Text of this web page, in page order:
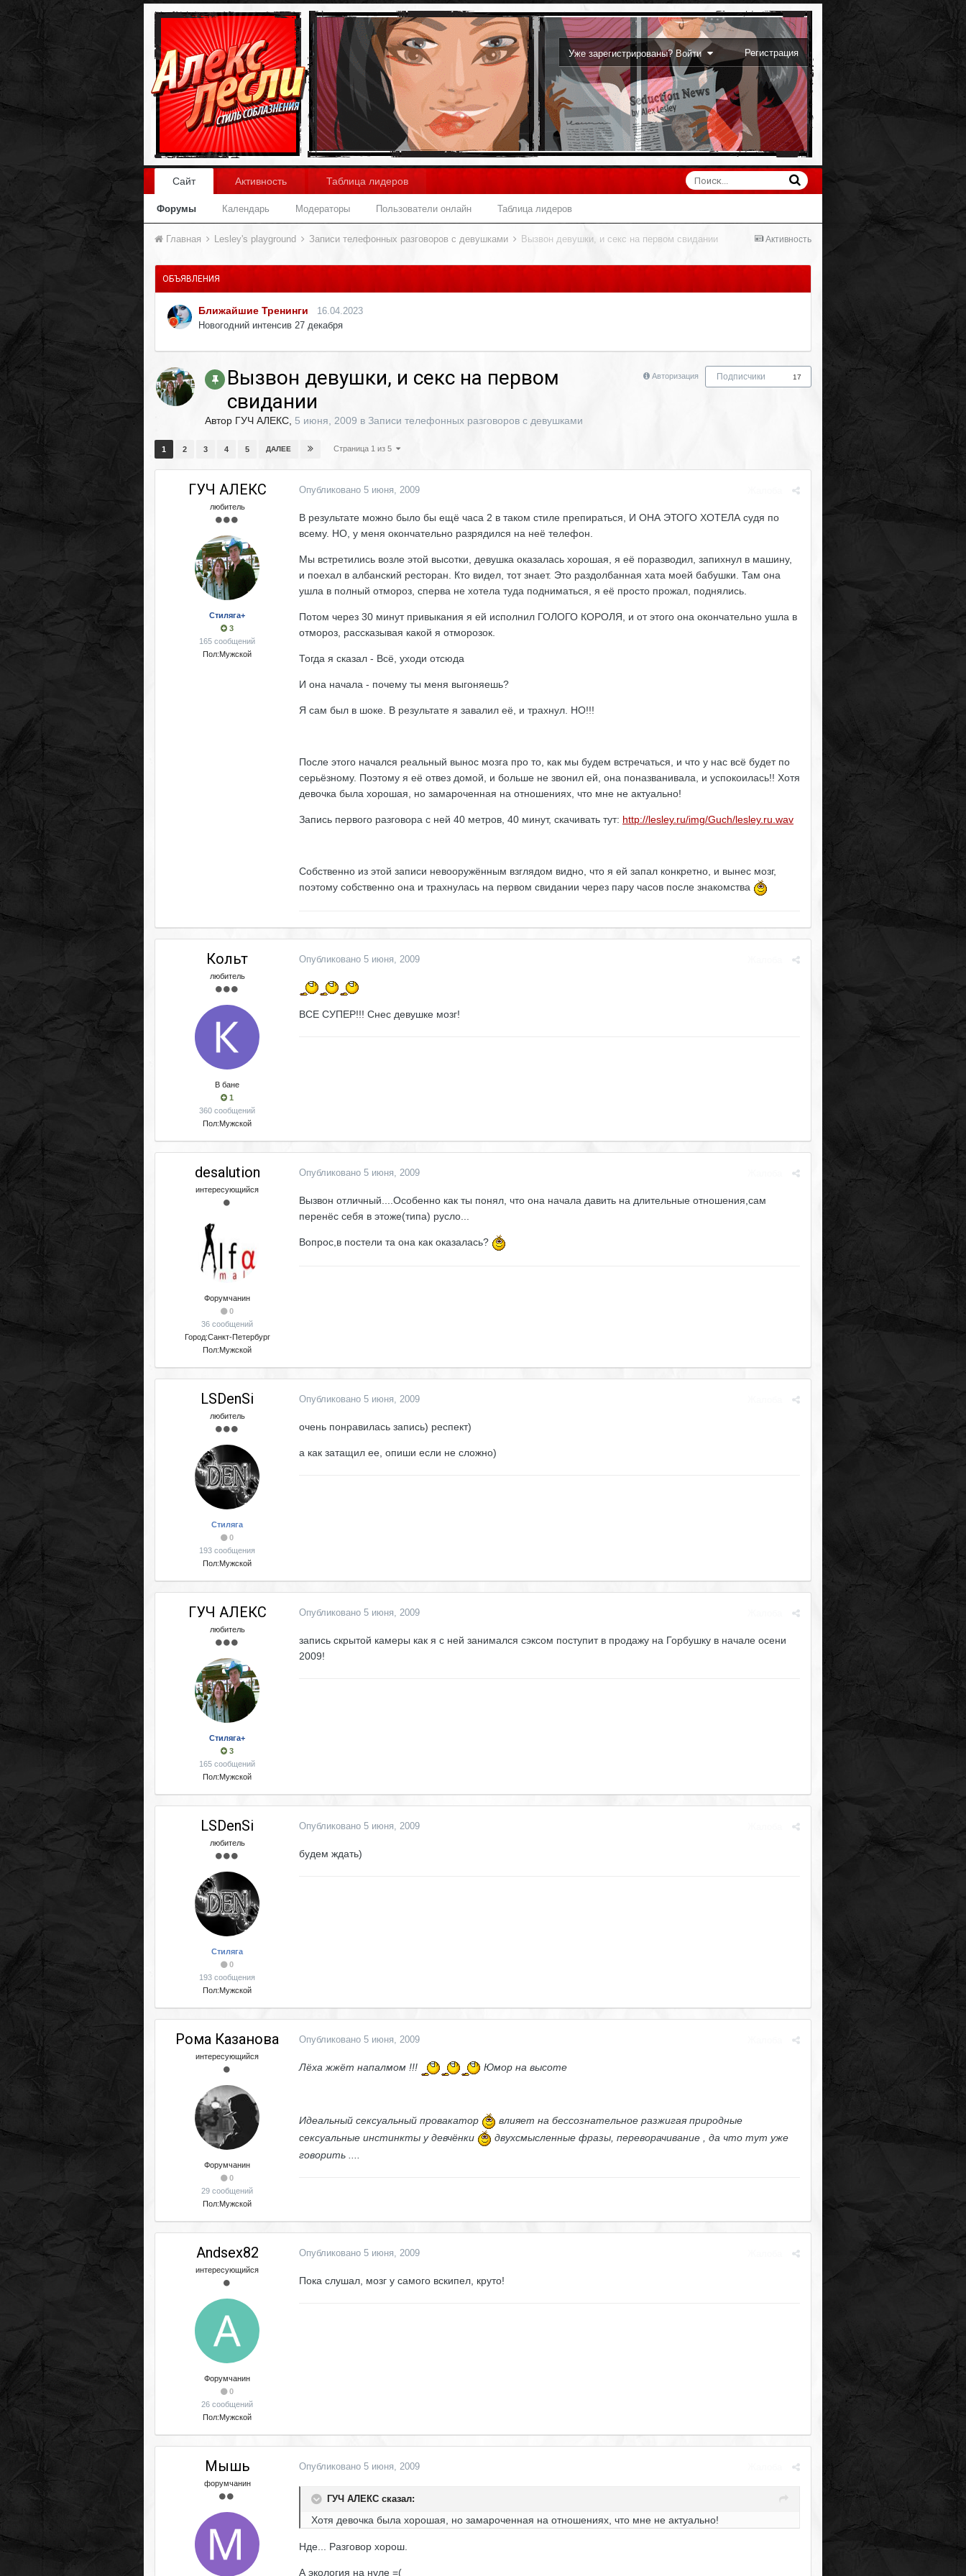
Уже зарегистрированы? Войти Регистрация
Сайт
Форумы Календарь Модераторы Пользователи онлайн Таблица лидеров
Активность Таблица лидеров
Активность
Главная Lesley's playground Записи телефонных разговоров с девушками Вызвон девушки, и секс на первом свидании
ОБЪЯВЛЕНИЯ
Ближайшие Тренинги
16.04.2023
Новогодний интенсив 27 декабря
Авторизация Подписчики 17
Вызвон девушки, и секс на первом
свидании
Автор ГУЧ АЛЕКС 5 июня, 2009 в Записи телефонных разговоров с девушками
1 2 3 4 5 ДАЛЕЕ Страница 1 из 5
ГУЧ АЛЕКС
любитель
Стиляга+
3
165 сообщений
Пол:Мужской
Опубликовано 5 июня, 2009
В результате можно было бы ещё часа 2 в таком стиле препираться, И ОНА ЭТОГО ХОТЕЛА судя по
всему. НО, у меня окончательно разрядился на неё телефон.
Мы встретились возле этой высотки, девушка оказалась хорошая, я её поразводил, запихнул в машину,
и поехал в албанский ресторан. Кто видел, тот знает. Это раздолбанная хата моей бабушки. Там она
ушла в полный отмороз, сперва не хотела туда подниматься, я её просто прожал, поднялись.
Потом через 30 минут привыкания я ей исполнил ГОЛОГО КОРОЛЯ, и от этого она окончательно ушла в
отмороз, рассказывая какой я отморозок.
Тогда я сказал - Всё, уходи отсюда
И она начала - почему ты меня выгоняешь?
Я сам был в шоке. В результате я завалил её, и трахнул. НО!!!
После этого начался реальный вынос мозга про то, как мы будем встречаться, и что у нас всё будет по
серьёзному. Поэтому я её отвез домой, и больше не звонил ей, она поназванивала, и успокоилась!! Хотя
девочка была хорошая, но замароченная на отношениях, что мне не актуально!
Запись первого разговора с ней 40 метров, 40 минут, скачивать тут: http://lesley.ru/img/Guch/lesley.ru.wav
Собственно из этой записи невооружённым взглядом видно, что я ей запал конкретно, и вынес мозг,
поэтому собственно она и трахнулась на первом свидании через пару часов после знакомства
Кольт
любитель
В бане
1
360 сообщений
Пол:Мужской
Опубликовано 5 июня, 2009
ВСЕ СУПЕР!!! Снес девушке мозг!
desalution
интересующийся
Форумчанин
0
36 сообщений
Город:Санкт-Петербург
Пол:Мужской
Опубликовано 5 июня, 2009
Вызвон отличный....Особенно как ты понял, что она начала давить на длительные отношения,сам
перенёс себя в этоже(типа) русло...
Вопрос,в постели та она как оказалась?
LSDenSi
любитель
Стиляга
0
193 сообщения
Пол:Мужской
Опубликовано 5 июня, 2009
очень понравилась запись) респект)
а как затащил ее, опиши если не сложно)
ГУЧ АЛЕКС
любитель
Стиляга+
3
165 сообщений
Пол:Мужской
Опубликовано 5 июня, 2009
запись скрытой камеры как я с ней занимался сэксом поступит в продажу на Горбушку в начале осени
2009!
LSDenSi
любитель
Стиляга
0
193 сообщения
Пол:Мужской
Опубликовано 5 июня, 2009
будем ждать)
Рома Казанова
интересующийся
Форумчанин
0
29 сообщений
Пол:Мужской
Опубликовано 5 июня, 2009
Лёха жжёт напалмом !!! Юмор на высоте
Идеальный сексуальный провакатор
влияет на бессознательное разжигая природные
сексуальные инстинкты у девчёнки
двухсмысленные фразы, переворачивание , да что тут уже
говорить ....
Andsex82
интересующийся
Форумчанин
0
26 сообщений
Пол:Мужской
Опубликовано 5 июня, 2009
Пока слушал, мозг у самого вскипел, круто!
Мышь
форумчанин
Опубликовано 5 июня, 2009
ГУЧ АЛЕКС сказал:
Хотя девочка была хорошая, но замароченная на отношениях, что мне не актуально!
Нде... Разговор хорош.
А экология на нуле =(